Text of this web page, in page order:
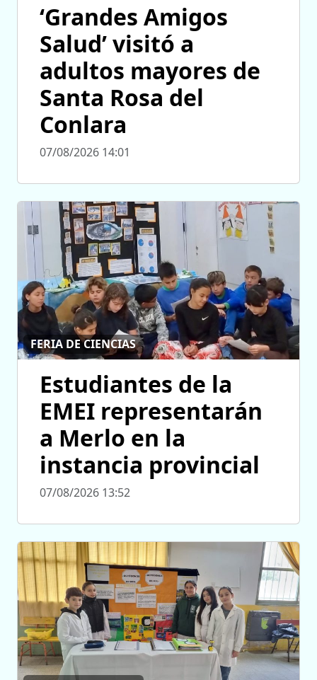
‘Grandes Amigos
Salud’ visitó a
adultos mayores de
Santa Rosa del
Conlara
07/08/2026 14:01
FERIA DE CIENCIAS
Estudiantes de la
EMEI representarán
a Merlo en la
instancia provincial
07/08/2026 13:52